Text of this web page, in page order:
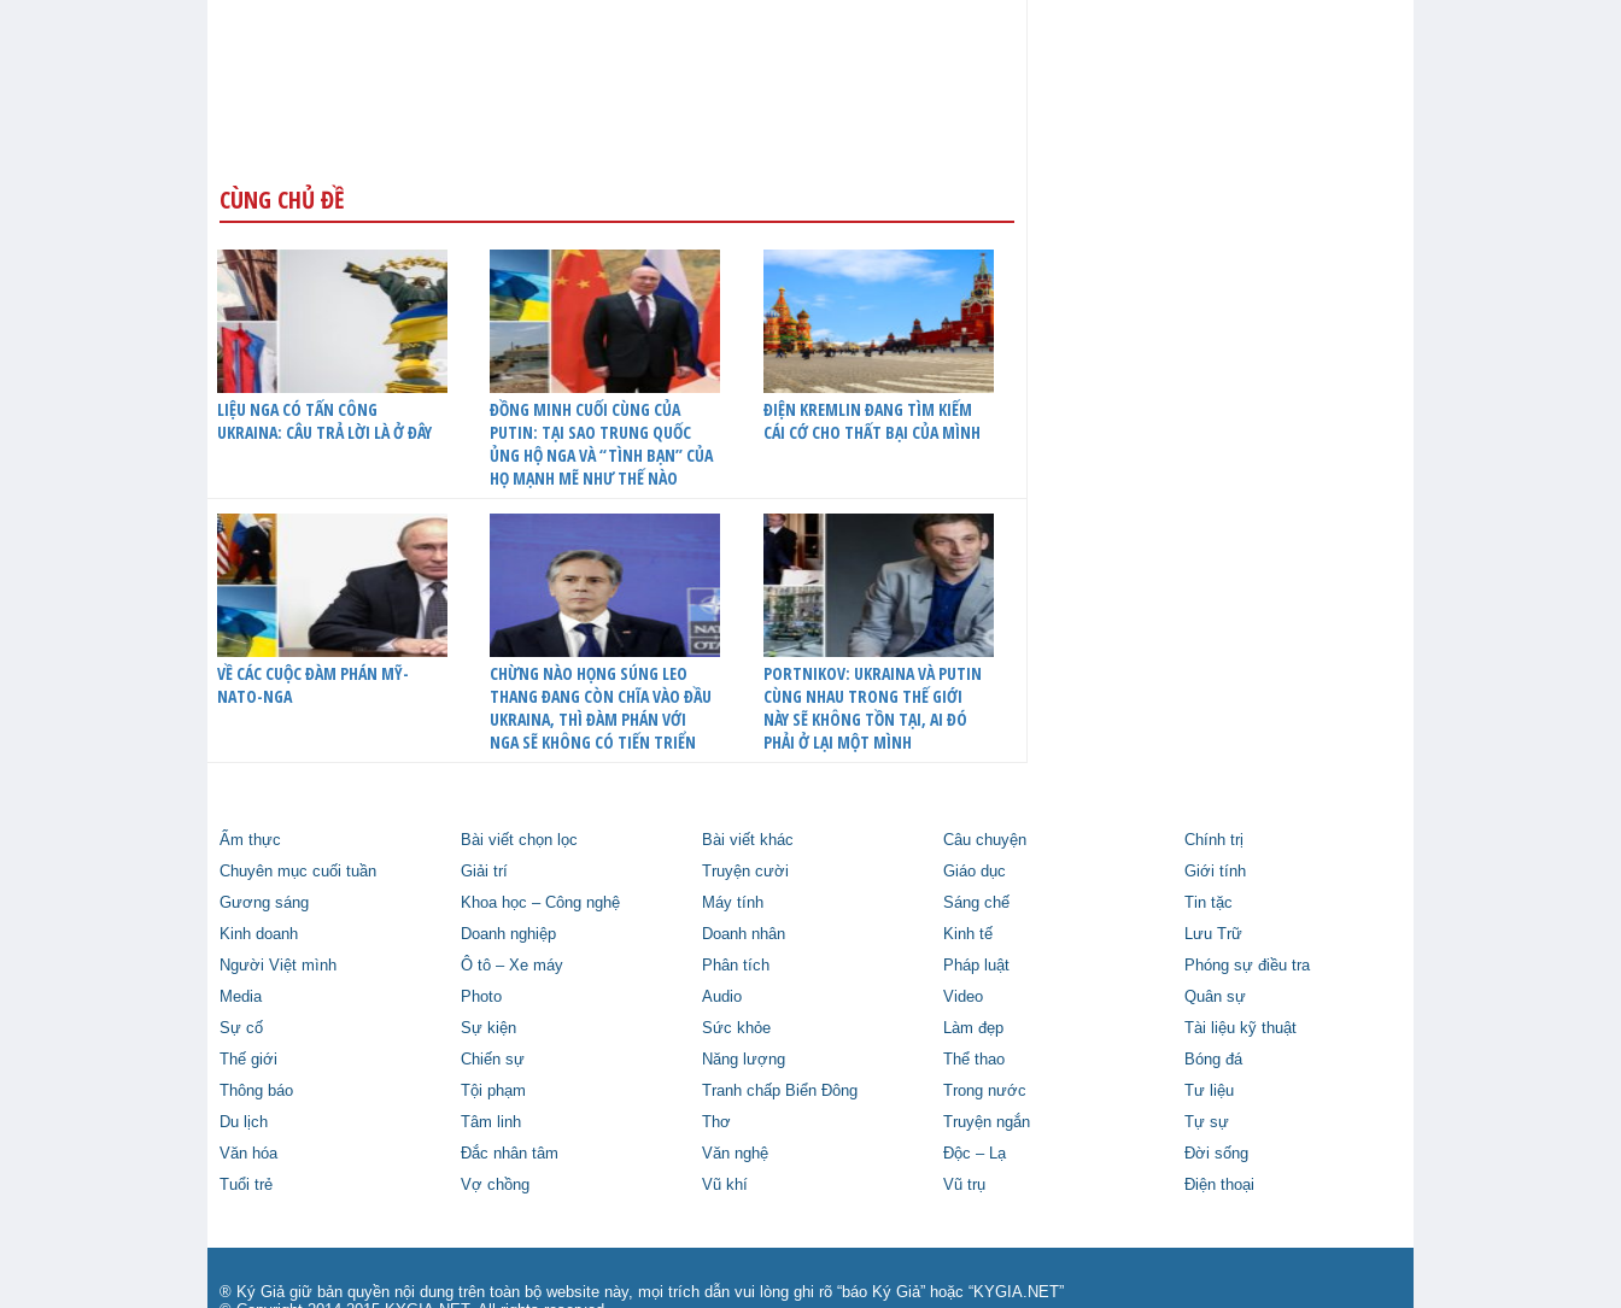
CÙNG CHỦ ĐỀ
LIỆU NGA CÓ TẤN CÔNG
UKRAINA: CÂU TRẢ LỜI LÀ Ở ĐÂY
ĐỒNG MINH CUỐI CÙNG CỦA
PUTIN: TẠI SAO TRUNG QUỐC
ỦNG HỘ NGA VÀ “TÌNH BẠN” CỦA
HỌ MẠNH MẼ NHƯ THẾ NÀO
ĐIỆN KREMLIN ĐANG TÌM KIẾM
CÁI CỚ CHO THẤT BẠI CỦA MÌNH
VỀ CÁC CUỘC ĐÀM PHÁN MỸ-
NATO-NGA
CHỪNG NÀO HỌNG SÚNG LEO
THANG ĐANG CÒN CHĨA VÀO ĐẦU
UKRAINA, THÌ ĐÀM PHÁN VỚI
NGA SẼ KHÔNG CÓ TIẾN TRIỂN
PORTNIKOV: UKRAINA VÀ PUTIN
CÙNG NHAU TRONG THẾ GIỚI
NÀY SẼ KHÔNG TỒN TẠI, AI ĐÓ
PHẢI Ở LẠI MỘT MÌNH
Ẩm thực Bài viết chọn lọc Bài viết khác Câu chuyện
Chính trị
Chuyên mục cuối tuần
Giải trí Truyện cười Giáo dục
Giới tính
Gương sáng
Khoa học – Công nghệ Máy tính Sáng chế
Tin tặc
Kinh doanh
Doanh nghiệp Doanh nhân Kinh tế
Lưu Trữ
Người Việt mình
Ô tô – Xe máy Phân tích Pháp luật
Phóng sự điều tra
Media
Photo Audio Video
Quân sự
Sự cố
Sự kiện Sức khỏe Làm đẹp
Tài liệu kỹ thuật
Thế giới
Chiến sự Năng lượng Thể thao
Bóng đá
Thông báo
Tội phạm Tranh chấp Biển Đông Trong nước
Tư liệu
Du lịch
Tâm linh Thơ Truyện ngắn
Tự sự
Văn hóa
Đắc nhân tâm Văn nghệ Độc – Lạ
Đời sống
Tuổi trẻ
Vợ chồng Vũ khí Vũ trụ Điện thoại
® Ký Giả giữ bản quyền nội dung trên toàn bộ website này, mọi trích dẫn vui lòng ghi rõ “báo Ký Giả” hoặc “KYGIA.NET”